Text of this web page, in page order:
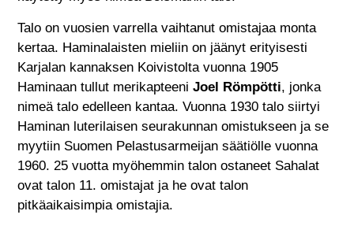
Talo on vuosien varrella vaihtanut omistajaa monta
kertaa. Haminalaisten mieliin on jäänyt erityisesti
Karjalan kannaksen Koivistolta vuonna 1905
Haminaan tullut merikapteeniJoel Römpötti, jonka
nimeä talo edelleen kantaa. Vuonna 1930 talo siirtyi
Haminan luterilaisen seurakunnan omistukseen ja se
myytiin Suomen Pelastusarmeijan säätiölle vuonna
1960. 25 vuotta myöhemmin talon ostaneet Sahalat
ovat talon 11. omistajat ja he ovat talon
pitkäaikaisimpia omistajia.